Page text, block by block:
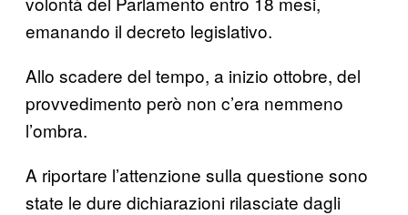
emanando il decreto legislativo.
Allo scadere del tempo, a inizio ottobre, del
provvedimento però non c’era nemmeno
l’ombra.
A riportare l’attenzione sulla questione sono
state le dure dichiarazioni rilasciate dagli